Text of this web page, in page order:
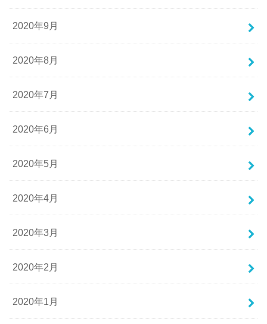
2020年9月
2020年8月
2020年7月
2020年6月
2020年5月
2020年4月
2020年3月
2020年2月
2020年1月